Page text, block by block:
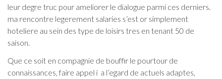
leur degre truc pour ameliorer le dialogue parmi ces derniers.
ma rencontre legerement salaries s’est or simplement
hoteliere au sein des type de loisirs tres en tenant 50 de
saison.
Que ce soit en compagnie de bouffir le pourtour de
connaissances, faire appel i a l’egard de actuels adaptes,